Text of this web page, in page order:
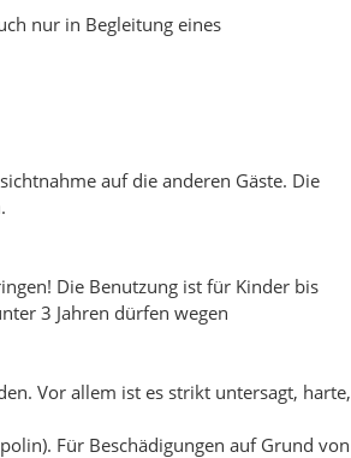
nur in Begleitung eines
auf die anderen Gäste. Die
Die Benutzung ist für Kinder bis
3 Jahren dürfen wegen
Vor allem ist es strikt untersagt, harte,
Für Beschädigungen auf Grund von